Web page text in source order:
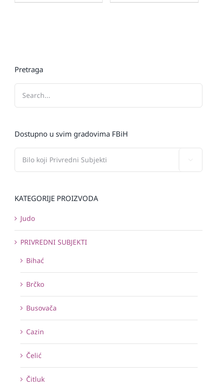
Pretraga
Dostupno u svim gradovima FBiH
KATEGORIJE PROIZVODA
Judo
PRIVREDNI SUBJEKTI
Bihać
Brčko
Busovača
Cazin
Čelić
Čitluk